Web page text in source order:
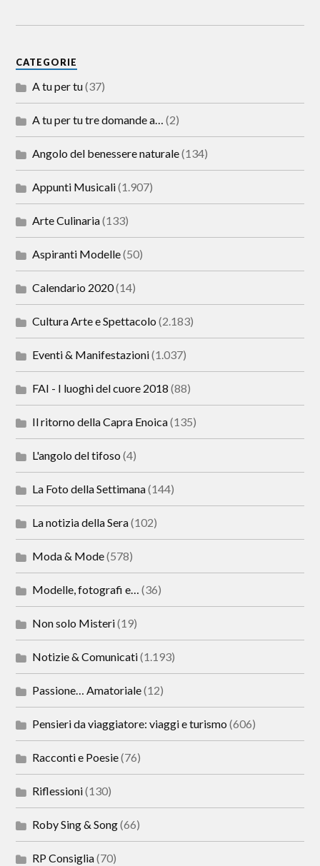
CATEGORIE
A tu per tu(37)
A tu per tu tre domande a… (2)
Angolo del benessere naturale(134)
Appunti Musicali(1.907)
Arte Culinaria(133)
Aspiranti Modelle(50)
Calendario 2020(14)
Cultura Arte e Spettacolo (2.183)
Eventi & Manifestazioni(1.037)
FAI - I luoghi del cuore 2018 (88)
Il ritorno della Capra Enoica(135)
L'angolo del tifoso (4)
La Foto della Settimana(144)
La notizia della Sera(102)
Moda & Mode(578)
Modelle, fotografi e… (36)
Non solo Misteri(19)
Notizie & Comunicati(1.193)
Passione… Amatoriale(12)
Pensieri da viaggiatore: viaggi e turismo (606)
Racconti e Poesie(76)
Riflessioni(130)
Roby Sing & Song(66)
RP Consiglia(70)